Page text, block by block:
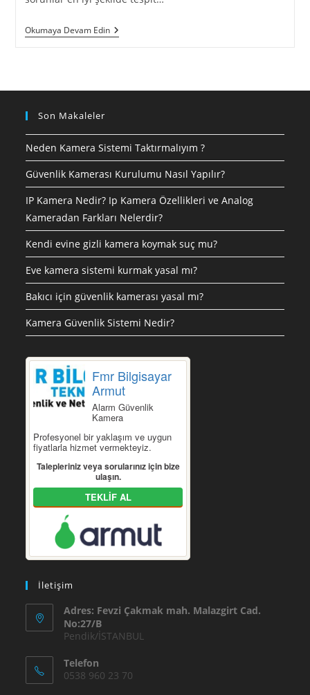
Okumaya Devam EdinAcer
Bilgisayar
Son Makaleler
Neden Kamera Sistemi Taktırmalıyım ?
Güvenlik Kamerası Kurulumu Nasıl Yapılır?
IP Kamera Nedir? Ip Kamera Özellikleri ve Analog
Kameradan Farkları Nelerdir?
Kendi evine gizli kamera koymak suç mu?
Eve kamera sistemi kurmak yasal mı?
Bakıcı için güvenlik kamerası yasal mı?
Kamera Güvenlik Sistemi Nedir?
Fmr Bilgisayar
Armut
Alarm Güvenlik
Kamera
Profesyonel bir yaklaşım ve uygun
fiyatlarla hizmet vermekteyiz.
Talepleriniz veya sorularınız için bize
ulaşın.
TEKLİF AL
İletişim
Adres: Fevzi Çakmak mah. Malazgirt Cad.
No:27/B
Pendik/İSTANBUL
Telefon
0538 960 23 70